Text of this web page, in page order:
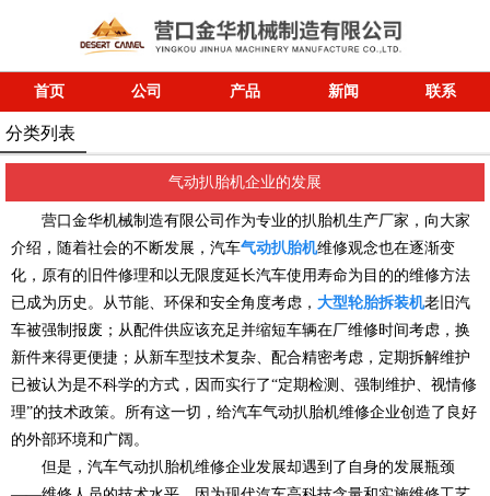
首页 公司 产品 新闻 联系
分类列表
气动扒胎机企业的发展
营口金华机械制造有限公司作为专业的扒胎机生产厂家，向大家
介绍，随着社会的不断发展，汽车气动扒胎机维修观念也在逐渐变
化，原有的旧件修理和以无限度延长汽车使用寿命为目的的维修方法
已成为历史。从节能、环保和安全角度考虑， 大型轮胎拆装机老旧汽
车被强制报废；从配件供应该充足并缩短车辆在厂维修时间考虑，换
新件来得更便捷；从新车型技术复杂、配合精密考虑，定期拆解维护
已被认为是不科学的方式，因而实行了“定期检测、强制维护、视情修
理”的技术政策。所有这一切，给汽车气动扒胎机维修企业创造了良好
的外部环境和广阔。
但是，汽车气动扒胎机维修企业发展却遇到了自身的发展瓶颈